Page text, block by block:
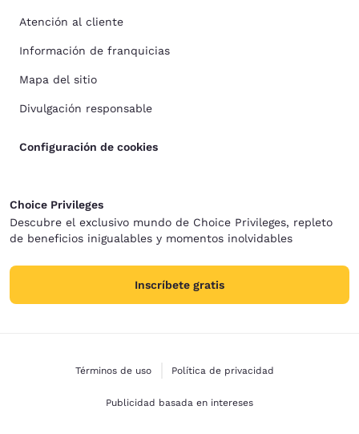
Atención al cliente
Información de franquicias
Mapa del sitio
Divulgación responsable
Configuración de cookies
Choice Privileges
Descubre el exclusivo mundo de Choice Privileges, repleto
de beneficios inigualables y momentos inolvidables
Inscríbete gratis
Términos de uso Política de privacidad
Publicidad basada en intereses